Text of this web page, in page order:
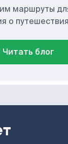
маршруты
о
Читать блог